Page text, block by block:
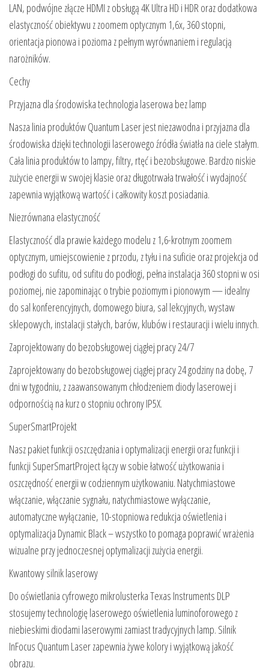
LAN, podwójne złącze HDMI z obsługą 4K Ultra HD i HDR oraz dodatkowa
elastyczność obiektywu z zoomem optycznym 1,6x, 360 stopni,
orientacja pionowa i pozioma z pełnym wyrównaniem i regulacją
narożników.
Cechy
Przyjazna dla środowiska technologia laserowa bez lamp
Nasza linia produktów Quantum Laser jest niezawodna i przyjazna dla
środowiska dzięki technologii laserowego źródła światła na ciele stałym.
Cała linia produktów to lampy, filtry, rtęć i bezobsługowe. Bardzo niskie
zużycie energii w swojej klasie oraz długotrwała trwałość i wydajność
zapewnia wyjątkową wartość i całkowity koszt posiadania.
Niezrównana elastyczność
Elastyczność dla prawie każdego modelu z 1,6-krotnym zoomem
optycznym, umiejscowienie z przodu, z tyłu i na suficie oraz projekcja od
podłogi do sufitu, od sufitu do podłogi, pełna instalacja 360 stopni w osi
poziomej, nie zapominając o trybie poziomym i pionowym — idealny
do sal konferencyjnych, domowego biura, sal lekcyjnych, wystaw
sklepowych, instalacji stałych, barów, klubów i restauracji i wielu innych.
Zaprojektowany do bezobsługowej ciągłej pracy 24/7
Zaprojektowany do bezobsługowej ciągłej pracy 24 godziny na dobę, 7
dni w tygodniu, z zaawansowanym chłodzeniem diody laserowej i
odpornością na kurz o stopniu ochrony IP5X.
SuperSmartProjekt
Nasz pakiet funkcji oszczędzania i optymalizacji energii oraz funkcji i
funkcji SuperSmartProject łączy w sobie łatwość użytkowania i
oszczędność energii w codziennym użytkowaniu. Natychmiastowe
włączanie, włączanie sygnału, natychmiastowe wyłączanie,
automatyczne wyłączanie, 10-stopniowa redukcja oświetlenia i
optymalizacja Dynamic Black – wszystko to pomaga poprawić wrażenia
wizualne przy jednoczesnej optymalizacji zużycia energii.
Kwantowy silnik laserowy
Do oświetlania cyfrowego mikrolusterka Texas Instruments DLP
stosujemy technologię laserowego oświetlenia luminoforowego z
niebieskimi diodami laserowymi zamiast tradycyjnych lamp. Silnik
InFocus Quantum Laser zapewnia żywe kolory i wyjątkową jakość
obrazu.